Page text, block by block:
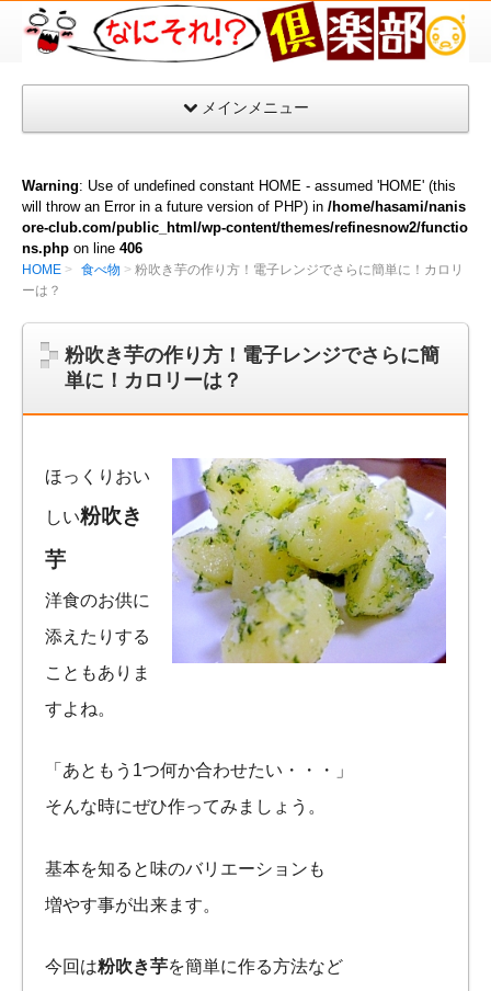
な
そ
部
メインメニュー
Warning: Use of undefined constant HOME - assumed 'HOME' (this
will throw an Error in a future version of PHP) in /home/hasami/nanis
ore-club.com/public_html/wp-content/themes/refinesnow2/functio
ns.php on line 406
HOME 食べ物
粉吹き芋の作り方！電子レンジでさらに簡単に！カロリ
ーは？
粉吹き芋の作り方！電子レンジでさらに簡
単に！カロリーは？
ほっくりおい
しい粉吹き
芋
洋食のお供に
添えたりする
こともありま
すよね。
「あともう1つ何か合わせたい・・・」
そんな時にぜひ作ってみましょう。
基本を知ると味のバリエーションも
増やす事が出来ます。
今回は粉吹き芋を簡単に作る方法など